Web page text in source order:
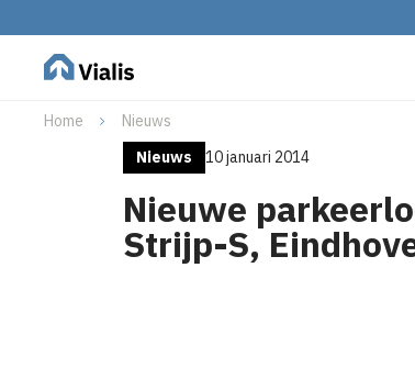
Home
Nieuws
Nieuws
10 januari 2014
Nieuwe
Strijp-S,